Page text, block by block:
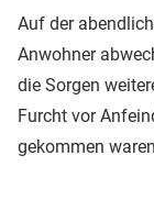
Auf der
Anwohner
die Sorgen
Furcht vor
gekommen